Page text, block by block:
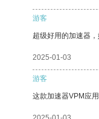
游客
超级好用的加速器
2025-01-03
游客
这款加速器VPM应